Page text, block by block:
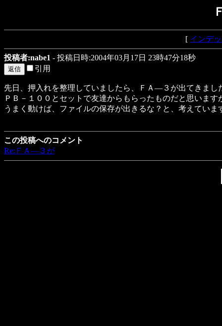
[ インデ
投稿者:nabe1 - 投稿日時:2004年03月17日 23時47分18秒
引用
先日、押入れを整理していましたら、ＦＡ―３が出てきまし
ＰＢ－１００とセットで友達からもらったものだと思います
うまく動けば、ファイルの保存が出きるな？と、考えていま
この投稿へのコメント
Re:ＦＡ―３が